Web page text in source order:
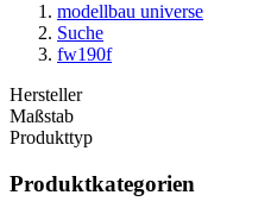
modellbau universe
Suche
fw190f
Hersteller
Maßstab
Produkttyp
Produktkategorien